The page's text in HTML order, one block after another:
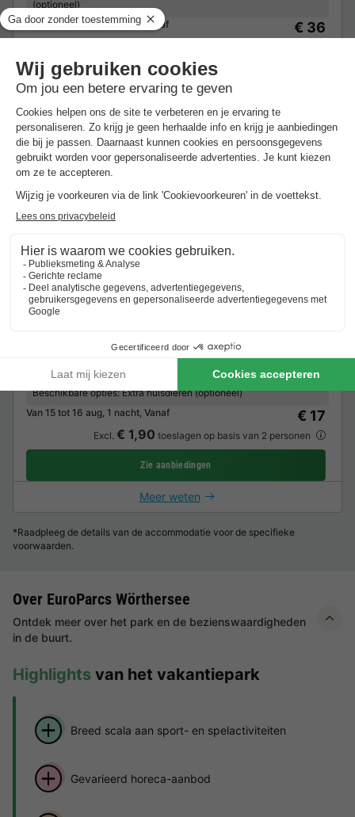
(optioneel)
Van 16 tot 17 sep, 1 nacht, Vanaf
€ 36
Zie aanbiedingen
Meer weten
Plaats tent
Bodem Gras Tent Caravan Camper 6 mensen
Beschikbare opties:Extra huisdieren (optioneel)
Van 15 tot 16 aug, 1 nacht, Vanaf
€ 17
Excl. € 1,90 toeslagen op basis van 2 personen
Zie aanbiedingen
Meer weten
*Raadpleeg de details van de accommodatie voor de specifieke
voorwaarden.
Over EuroParcs Wörthersee
Ontdek meer over het park en de bezienswaardigheden
in de buurt.
Highlights van het vakantiepark
Breed scala aan sport- en spelactiviteiten
Gevarieerd horeca-aanbod